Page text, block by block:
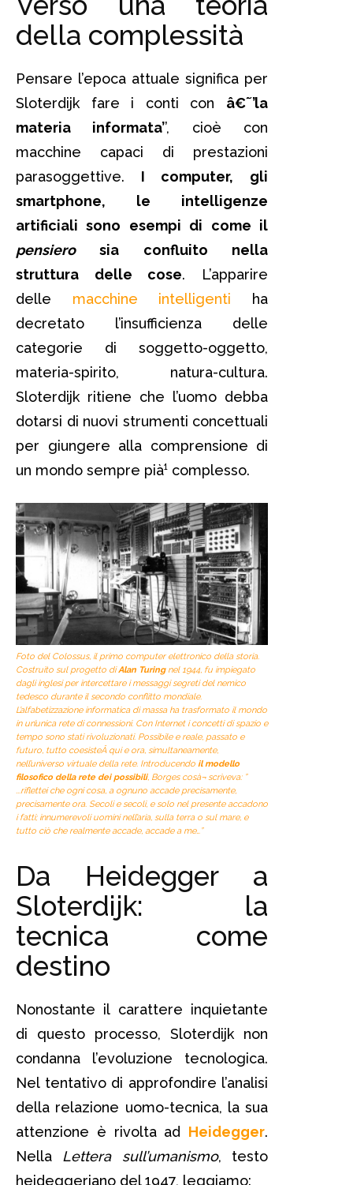
della complessità
Pensare l’epoca attuale significa per
Sloterdijk fare i conti con â€˜’la
materia informata’’, cioè con
macchine capaci di prestazioni
parasoggettive. I computer, gli
smartphone, le intelligenze
artificiali sono esempi di come il
pensierosia confluito nella
struttura delle cose. L’apparire
delle macchine intelligenti ha
decretato l’insufficienza delle
categorie di soggetto-oggetto,
materia-spirito, natura-cultura.
Sloterdijk ritiene che l’uomo debba
dotarsi di nuovi strumenti concettuali
per giungere alla comprensione di
un mondo sempre pià¹ complesso.
Foto del Colossus, il primo computer elettronico della storia.
Costruito sul progetto diAlan Turingnel 1944, fu impiegato
dagli inglesi per intercettare i messaggi segreti del nemico
tedesco durante il secondo conflitto mondiale.
L’alfabetizzazione informatica di massa ha trasformato il mondo
in un’unica rete di connessioni. Con Internet i concetti di spazio e
tempo sono stati rivoluzionati. Possibile e reale, passato e
futuro, tutto coesisteÂ quie ora, simultaneamente,
nell’universo virtuale della rete. Introducendo il modello
filosofico della rete dei possibili, Borges cosà¬ scriveva: ”
...riflettei che ogni cosa, a ognuno accade precisamente,
precisamente ora. Secoli e secoli, e solo nel presente accadono
i fatti; innumerevoli uomini nell’aria, sulla terra o sul mare, e
tutto ciò che realmente accade, accade a me…”
Da Heidegger a
Sloterdijk: la
tecnica come
destino
Nonostante il carattere inquietante
di questo processo, Sloterdijk non
condanna l’evoluzione tecnologica.
Nel tentativo di approfondire l’analisi
della relazione uomo-tecnica, la sua
attenzione è rivolta ad Heidegger.
Nella Lettera sull’umanismo, testo
heideggeriano del 1947, leggiamo: